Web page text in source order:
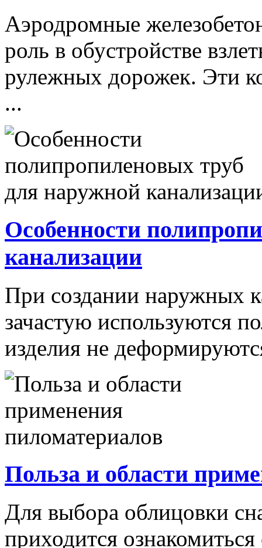
Аэродромные
роль в обустройстве
рулежных дорожек. Эти
...
Особенности
канализации
При создании наружных
зачастую используются
изделия не
Польза и области
Для выбора облицовки
приходится